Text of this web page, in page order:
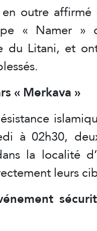
outre
« Namer »
du Litani, et
« Merkava »
à 02h30,
la localité
leurs